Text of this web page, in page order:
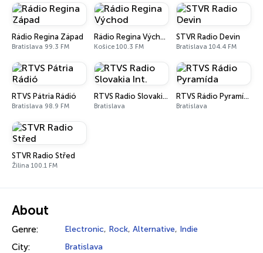
Rádio Regina Západ
Bratislava 99.3 FM
Rádio Regina Východ
Košice 100.3 FM
STVR Radio Devin
Bratislava 104.4 FM
RTVS Pátria Rádió
Bratislava 98.9 FM
RTVS Radio Slovakia Int.
Bratislava
RTVS Rádio Pyramída
Bratislava
STVR Radio Střed
Žilina 100.1 FM
About
Genre: Electronic, Rock, Alternative, Indie
City: Bratislava